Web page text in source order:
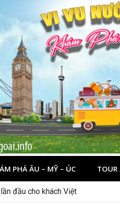
PHÁ ÂU – MỸ – ÚC TOUR
đầu cho khách Việt